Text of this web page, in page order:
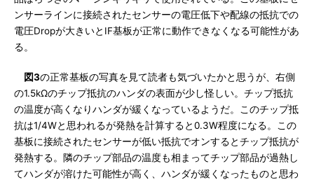
ンサーラインに接続されたセンサーの電圧低下や配線の抵抗での
電圧Dropが大きいとIF基板が正常に動作できなくなる可能性があ
る。
図3の正常基板の写真を見て読者も気づいたかと思うが、右側
の1.5kΩのチップ抵抗のハンダの表面が少し怪しい。チップ抵抗
の温度が高くなりハンダが緩くなっているようだ。このチップ抵
抗は1/4Wと思われるが発熱を計算すると0.3W程度になる。この
基板に接続されたセンサーが低い抵抗でオンするとチップ抵抗が
発熱する。隣のチップ部品の温度も相まってチップ部品が過熱し
てハンダが溶けた可能性が高く、ハンダが緩くなったものと思わ